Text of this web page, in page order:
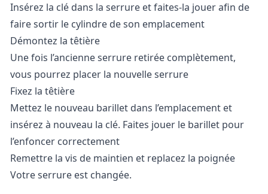
Insérez la clé dans la serrure et faites-la jouer afin de
faire sortir le cylindre de son emplacement
Démontez la têtière
Une fois l’ancienne serrure retirée complètement,
vous pourrez placer la nouvelle serrure
Fixez la têtière
Mettez le nouveau barillet dans l’emplacement et
insérez à nouveau la clé. Faites jouer le barillet pour
l’enfoncer correctement
Remettre la vis de maintien et replacez la poignée
Votre serrure est changée.